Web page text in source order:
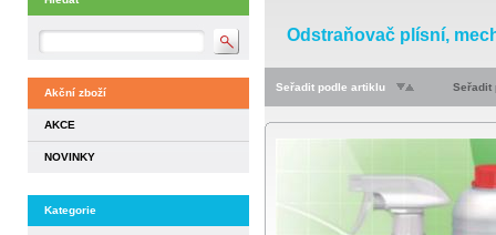
Akční zboží
AKCE
NOVINKY
Kategorie
Odstraňovač plísní,
Seřadit podle artiklu Seřadit